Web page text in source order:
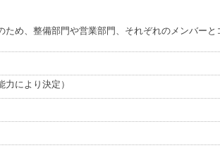
め、整備部門や営業部門、それぞれのメンバーと
により決定）